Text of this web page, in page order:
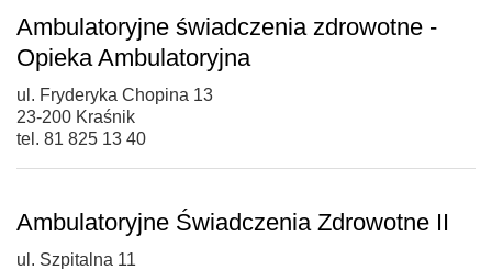
Ambulatoryjne świadczenia zdrowotne -
Opieka Ambulatoryjna
ul. Fryderyka Chopina 13
23-200 Kraśnik
tel. 81 825 13 40
Ambulatoryjne Świadczenia Zdrowotne II
ul. Szpitalna 11